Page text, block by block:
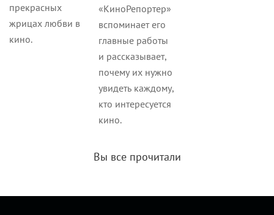
прекрасных
жрицах любви в
кино.
«КиноРепортер»
вспоминает его
главные работы
и рассказывает,
почему их нужно
увидеть каждому,
кто интересуется
кино.
Вы все прочитали